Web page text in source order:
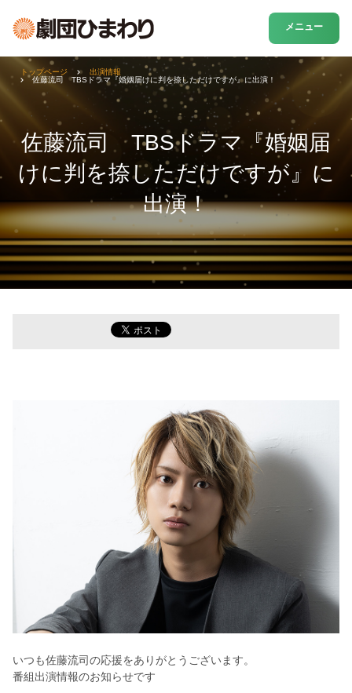
メニュー
佐藤流司 TBSドラマ『婚姻届
けに判を捺しただけですが』に
出演！
トップページ
出演情報
佐藤流司 TBSドラマ『婚姻届けに判を捺しただけですが』に出演！
いつも佐藤流司の応援をありがとうございます。
番組出演情報のお知らせです